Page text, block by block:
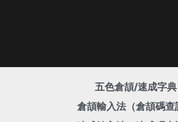
五色倉頡/速成字典
倉頡輸入法（倉頡碼查